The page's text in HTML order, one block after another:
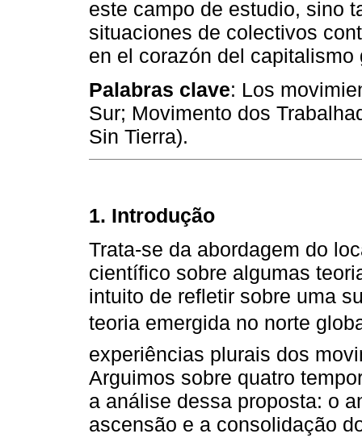
este campo de estudio, sino
situaciones de colectivos
en el corazón del capitalismo
Palabras clave: Los
Sur; Movimento dos
Sin Tierra).
1. Introdução
Trata-se da abordagem do
científico sobre algumas
intuito de refletir sobre uma
teoria emergida no norte
experiências plurais dos
Arguimos sobre quatro
a análise dessa proposta: o
ascensão e a consolidação